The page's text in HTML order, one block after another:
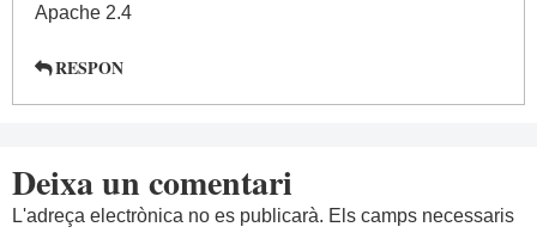
Apache 2.4
RESPON
Deixa un comentari
L'adreça electrònica no es publicarà. Els camps necessaris